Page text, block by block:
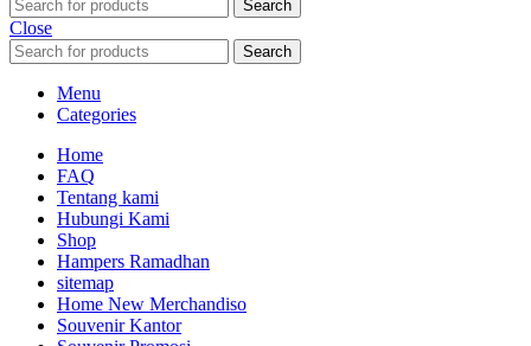
Search
Close
Search
Menu
Categories
Home
FAQ
Tentang kami
Hubungi Kami
Shop
Hampers Ramadhan
sitemap
Home New Merchandiso
Souvenir Kantor